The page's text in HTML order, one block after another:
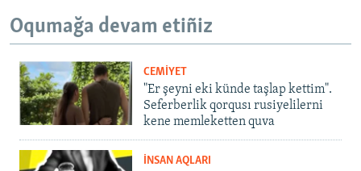
Oqumağa devam etiñiz
CEMİYET
"Er şeyni eki künde taşlap kettim".
Seferberlik qorqusı rusiyelilerni
kene memleketten quva
İNSAN AQLARI